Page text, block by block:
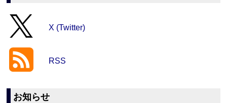
X (Twitter)
RSS
お知らせ